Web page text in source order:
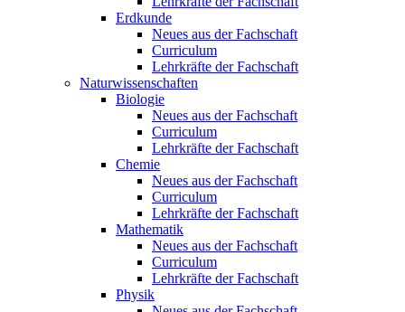
Erdkunde
Neues aus der Fachschaft
Curriculum
Lehrkräfte der Fachschaft
Naturwissenschaften
Biologie
Neues aus der Fachschaft
Curriculum
Lehrkräfte der Fachschaft
Chemie
Neues aus der Fachschaft
Curriculum
Lehrkräfte der Fachschaft
Mathematik
Neues aus der Fachschaft
Curriculum
Lehrkräfte der Fachschaft
Physik